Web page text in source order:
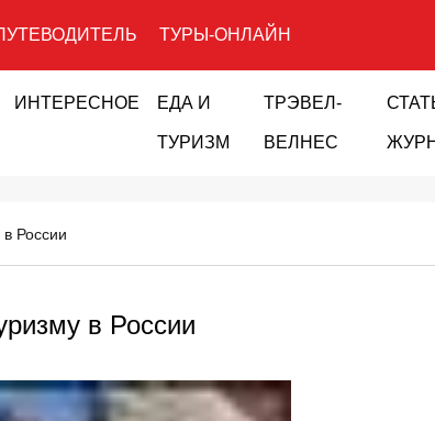
ТУРЫ-ОНЛАЙН
ИНТЕРЕСНОЕ ЕДА И
ТУРИЗМ
ТРЭВЕЛ-
ВЕЛНЕС
России
в России